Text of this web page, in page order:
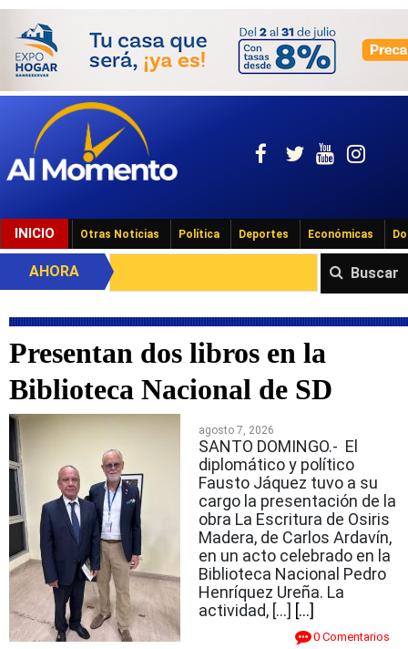
INICIO Otras Noticias Política Deportes Económicas
Buscar
AHORA
Presentan dos libros en la
Biblioteca Nacional de SD
agosto 7, 2026
SANTO DOMINGO.- El
diplomático y político
Fausto Jáquez tuvo a su
cargo la presentación de la
obra La Escritura de Osiris
Madera, de Carlos Ardavín,
en un acto celebrado en la
Biblioteca Nacional Pedro
Henríquez Ureña. La
actividad, […] [...]
0 Comentarios